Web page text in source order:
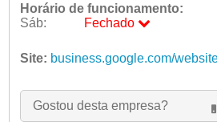
Horário de funcionamento:
Sáb:
Fechado
Ter:
09:00 - 18:00
Qui:
09:00 - 18:00
Sex:
09:00 - 18:00
Site: business.google.com/
Gostou desta empresa?